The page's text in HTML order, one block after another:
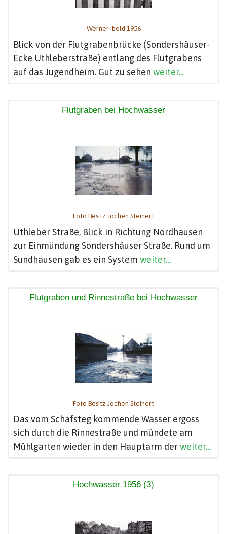
Werner Ibold 1956
Blick von der Flutgrabenbrücke (Sondershäuser-
Ecke Uthleberstraße) entlang des Flutgrabens
auf das Jugendheim. Gut zu sehen weiter...
Flutgraben bei Hochwasser
Foto Besitz Jochen Steinert
Uthleber Straße, Blick in Richtung Nordhausen
zur Einmündung Sondershäuser Straße. Rund um
Sundhausen gab es ein System weiter...
Flutgraben und Rinnestraße bei Hochwasser
Foto Besitz Jochen Steinert
Das vom Schafsteg kommende Wasser ergoss
sich durch die Rinnestraße und mündete am
Mühlgarten wieder in den Hauptarm derweiter...
Hochwasser 1956 (3)